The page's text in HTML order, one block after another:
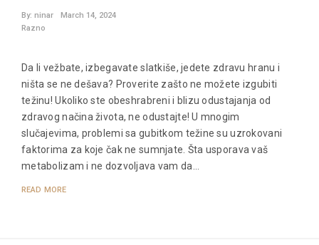
By: ninar
March 14, 2024
Razno
Da li vežbate, izbegavate slatkiše, jedete zdravu hranu i
ništa se ne dešava? Proverite zašto ne možete izgubiti
težinu! Ukoliko ste obeshrabreni i blizu odustajanja od
zdravog načina života, ne odustajte! U mnogim
slučajevima, problemi sa gubitkom težine su uzrokovani
faktorima za koje čak ne sumnjate. Šta usporava vaš
metabolizam i ne dozvoljava vam da…
READ MORE